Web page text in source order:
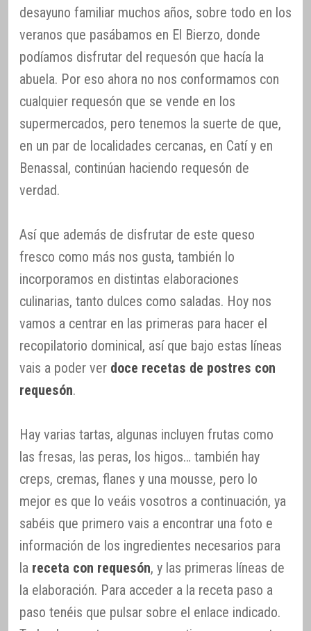
desayuno familiar muchos años, sobre todo en los
veranos que pasábamos en El Bierzo, donde
podíamos disfrutar del requesón que hacía la
abuela. Por eso ahora no nos conformamos con
cualquier requesón que se vende en los
supermercados, pero tenemos la suerte de que,
en un par de localidades cercanas, en Catí y en
Benassal, continúan haciendo requesón de
verdad.
Así que además de disfrutar de este queso
fresco como más nos gusta, también lo
incorporamos en distintas elaboraciones
culinarias, tanto dulces como saladas. Hoy nos
vamos a centrar en las primeras para hacer el
recopilatorio dominical, así que bajo estas líneas
vais a poder ver doce recetas de postres con
requesón.
Hay varias tartas, algunas incluyen frutas como
las fresas, las peras, los higos… también hay
creps, cremas, flanes y una mousse, pero lo
mejor es que lo veáis vosotros a continuación, ya
sabéis que primero vais a encontrar una foto e
información de los ingredientes necesarios para
la receta con requesón, y las primeras líneas de
la elaboración. Para acceder a la receta paso a
paso tenéis que pulsar sobre el enlace indicado.